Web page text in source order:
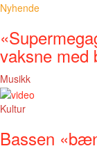
Nyhende
vaksne med
Musikk
Kultur
Bassen